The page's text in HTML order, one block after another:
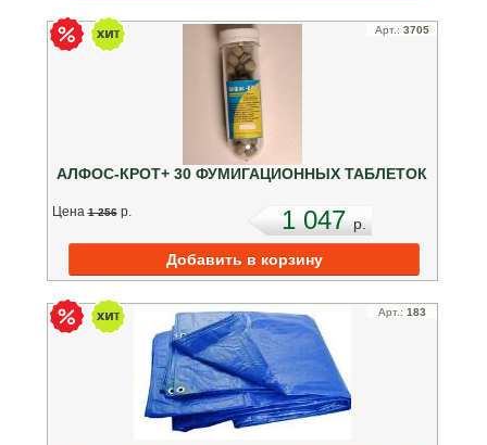
Арт.: 3705
АЛФОС-КРОТ+ 30 ФУМИГАЦИОННЫХ ТАБЛЕТОК
Цена 1 256 p. 1 047p.
Арт.: 183